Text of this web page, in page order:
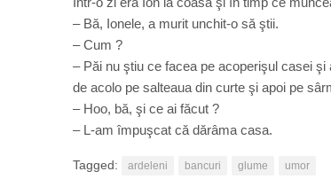
– Bă, Ionele, a murit unchit-o să ştii.
– Cum ?
– Păi nu ştiu ce facea pe acoperişul casei
de acolo pe salteaua din curte şi apoi pe
– Hoo, bă, şi ce ai făcut ?
– L-am împuşcat că dărâma casa.
Tagged: ardeleni bancuri glume umor